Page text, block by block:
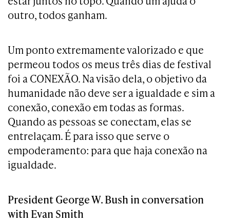
outro, todos ganham.
Um ponto extremamente valorizado e que
permeou todos os meus três dias de festival
foi a CONEXÃO. Na visão dela, o objetivo da
humanidade não deve ser a igualdade e sim a
conexão, conexão em todas as formas.
Quando as pessoas se conectam, elas se
entrelaçam. É para isso que serve o
empoderamento: para que haja conexão na
igualdade.
President George W. Bush in conversation
with Evan Smith